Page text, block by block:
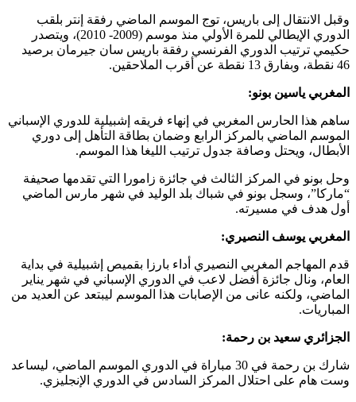
وقبل الانتقال إلى باريس، توج الموسم الماضي رفقة إنتر بلقب
الدوري الإيطالي للمرة الأولي منذ موسم (2009- 2010)، ويتصدر
حكيمي ترتيب الدوري الفرنسي رفقة باريس سان جيرمان برصيد
46 نقطة، وبفارق 13 نقطة عن أقرب الملاحقين.
المغربي ياسين بونو:
ساهم هذا الحارس المغربي في إنهاء فريقه إشبيلية للدوري الإسباني
الموسم الماضي بالمركز الرابع وضمان بطاقة التأهل إلى دوري
الأبطال، ويحتل وصافة جدول ترتيب الليغا هذا الموسم.
وحل بونو في المركز الثالث في جائزة زامورا التي تقدمها صحيفة
“ماركا”، وسجل بونو في شباك بلد الوليد في شهر مارس الماضي
أول هدف في مسيرته.
المغربي يوسف النصيري:
قدم المهاجم المغربي النصيري أداء بارزا بقميص إشبيلية في بداية
العام، ونال جائزة أفضل لاعب في الدوري الإسباني في شهر يناير
الماضي، ولكنه عانى من الإصابات هذا الموسم ليبتعد عن العديد من
المباريات.
الجزائري سعيد بن رحمة:
شارك بن رحمة في 30 مباراة في الدوري الموسم الماضي، ليساعد
وست هام على احتلال المركز السادس في الدوري الإنجليزي.